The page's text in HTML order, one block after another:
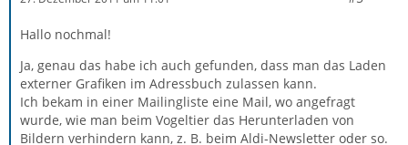
Hallo nochmal!
Ja, genau das habe ich auch gefunden, dass man das Laden
externer Grafiken im Adressbuch zulassen kann.
Ich bekam in einer Mailingliste eine Mail, wo angefragt
wurde, wie man beim Vogeltier das Herunterladen von
Bildern verhindern kann, z. B. beim Aldi-Newsletter oder so.